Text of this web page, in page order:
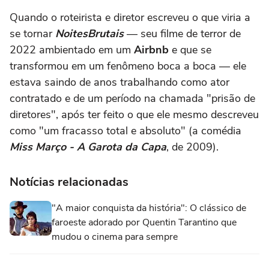
Quando o roteirista e diretor escreveu o que viria a
se tornar NoitesBrutais— seu filme de terror de
2022 ambientado em um Airbnb e que se
transformou em um fenômeno boca a boca — ele
estava saindo de anos trabalhando como ator
contratado e de um período na chamada "prisão de
diretores", após ter feito o que ele mesmo descreveu
como "um fracasso total e absoluto" (a comédia
Miss Março - A Garota da Capa, de 2009).
Notícias relacionadas
"A maior conquista da história": O clássico de
faroeste adorado por Quentin Tarantino que
mudou o cinema para sempre